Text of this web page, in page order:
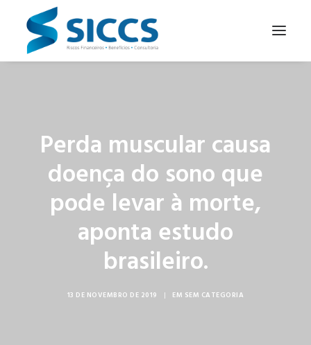
CONTATOS
PARA SEU NEGÓCIO
PARA VOCÊ
PORTUGUÊS
Perda muscular causa
doença do sono que
pode levar à morte,
aponta estudo
brasileiro.
13 DE NOVEMBRO DE 2019 | EM SEM CATEGORIA